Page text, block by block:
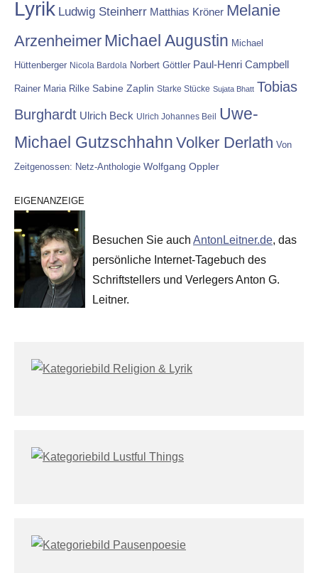
Lyrik Ludwig Steinherr Matthias Kröner Melanie
Arzenheimer Michael Augustin Michael
Hüttenberger Nicola Bardola Norbert Göttler Paul-Henri Campbell
Rainer Maria Rilke Sabine Zaplin Starke Stücke Sujata Bhatt Tobias
Burghardt Ulrich Beck Ulrich Johannes Beil
Uwe-
Michael Gutzschhahn Volker Derlath Von
Zeitgenossen: Netz-Anthologie Wolfgang Oppler
EIGENANZEIGE
Besuchen Sie auch AntonLeitner.de, das
persönliche Internet-Tagebuch des
Schriftstellers und Verlegers Anton G.
Leitner.